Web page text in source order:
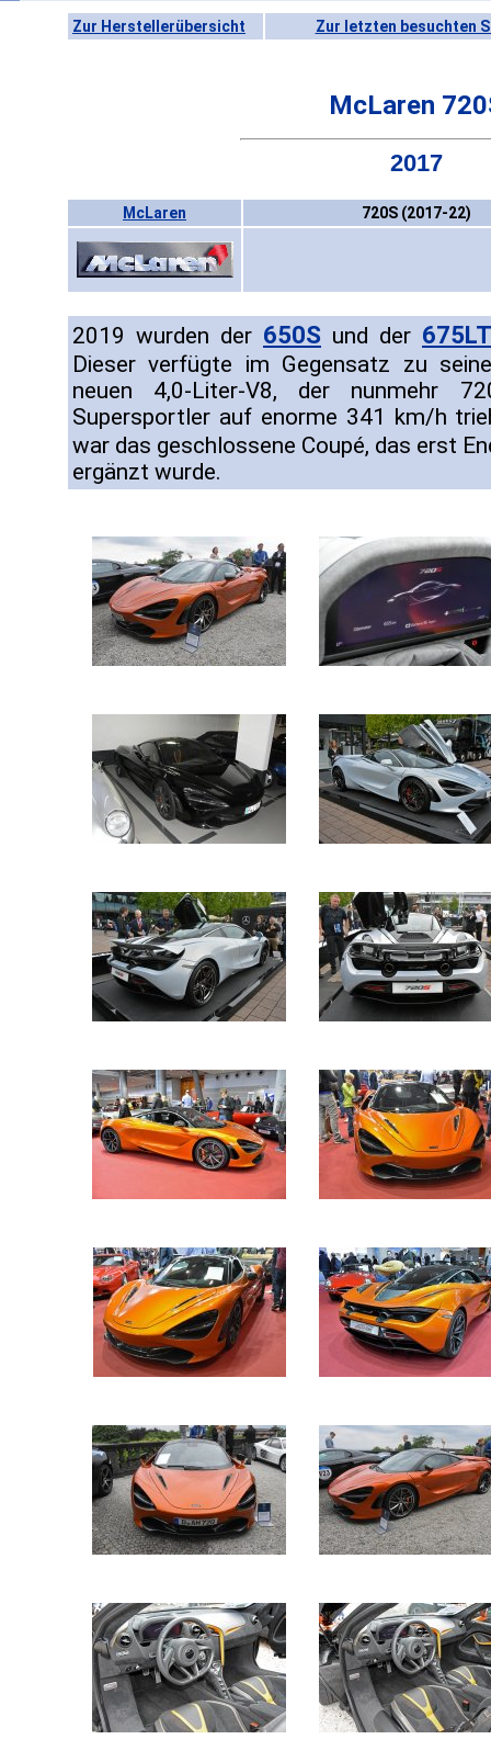
Zur Herstellerübersicht Zur letzten besuchten
McLaren
2017
McLaren 720S (2017-22)
2019 wurden der 650S und der 675LT
Dieser verfügte im Gegensatz zu
neuen 4,0-Liter-V8, der nunmehr
Supersportler auf enorme 341 km/h
war das geschlossene Coupé, das erst
ergänzt wurde.